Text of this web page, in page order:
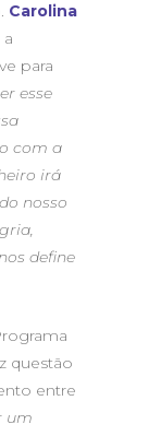
Carolina
para
esse
com a
irá
nosso
define
questão
entre
um